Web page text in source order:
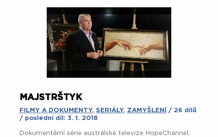
MAJSTRŠTYK
FILMY A DOKUMENTY, SERIÁLY, ZAMYŠLENÍ
/ 26 dílů
/ poslední díl: 3. 1. 2018
Dokumentární série australské televize HopeChannel,